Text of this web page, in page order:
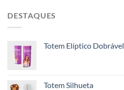
DESTAQUES
Totem Elíptico Dobrável
Totem Silhueta